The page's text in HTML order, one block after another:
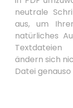
neutrale
aus, um
natürliches
ändern sich
Datei genauso